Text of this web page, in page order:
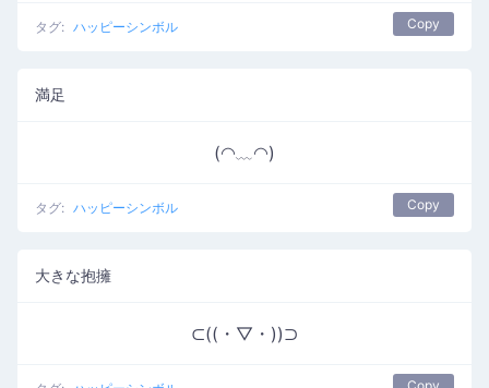
タグ: ハッピーシンボル Copy
満足
(◠﹏◠)
タグ: ハッピーシンボル Copy
大きな抱擁
⊂((・▽・))⊃